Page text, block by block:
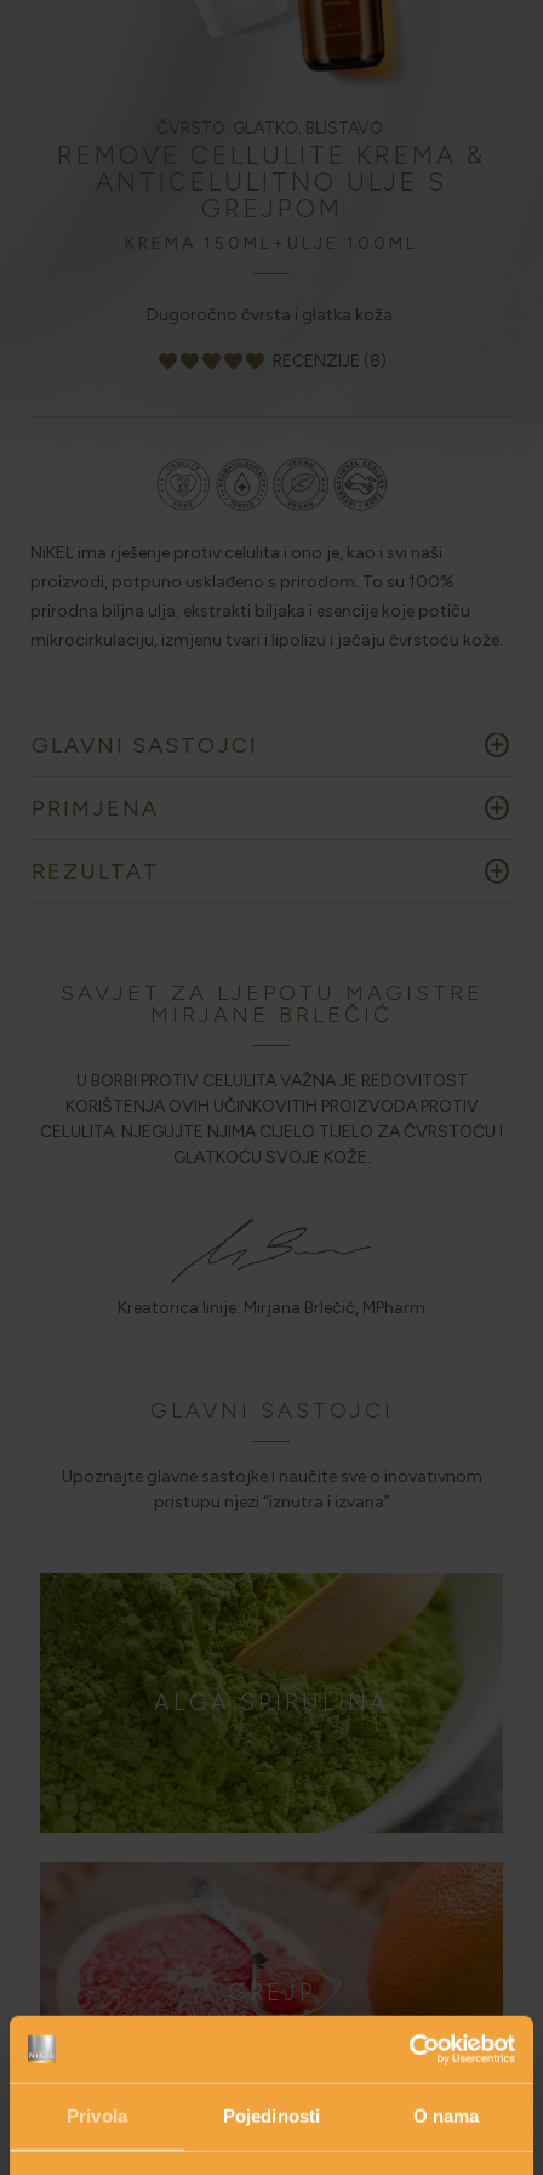
Privola Pojedinosti O nama
ZLATNI ELIKSIR MEDITERANA: ZAŠTO NAŠA KOŽA
OBOŽAVA SMILJE?
MORE, SUNCE I KLIMA: KAKO OBNOVITI KOŽU NAKON
ČVRSTO. GLATKO. BLISTAVO.
REMOVE CELLULITE KREMA &
ANTICELULITNO ULJE S
GREJPOM
KREMA 150ML+ULJE 100ML
Dugoročno čvrsta i glatka koža.
favoritefavoritefavoritefavoritefavorite RECENZIJE (8)
NiKEL ima rješenje protiv celulita i ono je, kao i svi naši
proizvodi, potpuno usklađeno s prirodom. To su 100%
prirodna biljna ulja, ekstrakti biljaka i esencije koje potiču
mikrocirkulaciju, izmjenu tvari i lipolizu i jačaju čvrstoću kože.
GLAVNI SASTOJCI add_circle
PRIMJENA add_circle
REZULTAT add_circle
SAVJET ZA LJEPOTU MAGISTRE
MIRJANE BRLEČIĆ
U BORBI PROTIV CELULITA VAŽNA JE REDOVITOST
KORIŠTENJA OVIH UČINKOVITIH PROIZVODA PROTIV
CELULITA. NJEGUJTE NJIMA CIJELO TIJELO ZA ČVRSTOĆU I
GLATKOĆU SVOJE KOŽE.
Kreatorica linije: Mirjana Brlečić, MPharm
GLAVNI SASTOJCI
Upoznajte glavne sastojke i naučite sve o inovativnom
pristupu njezi “iznutra i izvana”
ALGA SPIRULINA
GREJP